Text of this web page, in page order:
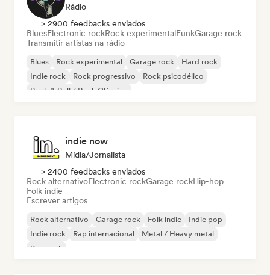
Rádio
> 2900 feedbacks enviados
BluesElectronic rockRock experimentalFunkGarage rock
Transmitir artistas na rádio
Blues Rock experimental Garage rock
Hard rock
Indie rock
Rock progressivo
Rock psicodélico
Rock & Roll / Rock Clássico
indie now
Mídia/Jornalista
> 2400 feedbacks enviados
Rock alternativoElectronic rockGarage rockHip-hop
Folk indie
Escrever artigos
Rock alternativo Garage rock Folk indie
Indie pop
Indie rock
Rap internacional
Metal / Heavy metal
Pop rock